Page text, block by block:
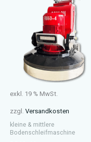
exkl. 19 % MwSt.
zzgl. Versandkosten
kleine & mittlere
Bodenschleifmaschine